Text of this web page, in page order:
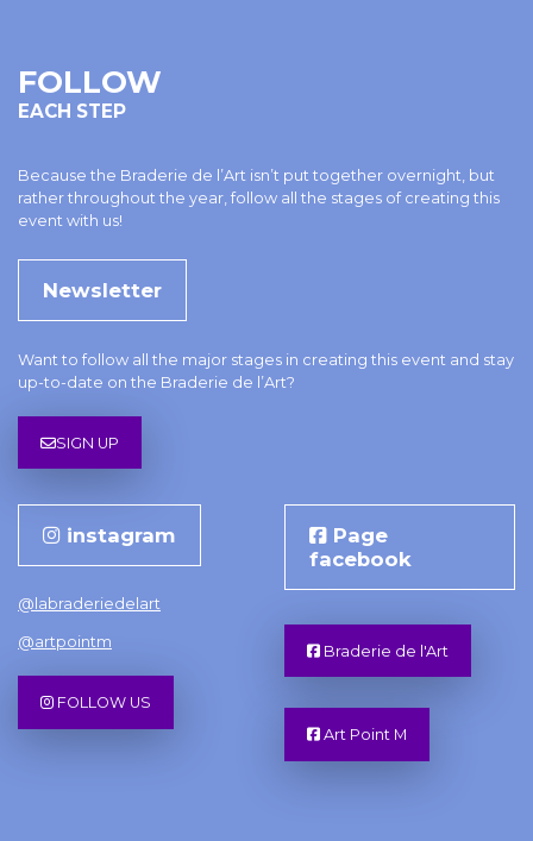
FOLLOW
EACH STEP
Because the Braderie de l’Art isn’t put together overnight, but
rather throughout the year, follow all the stages of creating this
event with us!
Newsletter
Want to follow all the major stages in creating this event and stay
up-to-date on the Braderie de l’Art?
SIGN UP
instagram
@labraderiedelart
@artpointm
FOLLOW US
Page
facebook
Braderie de l'Art
Art Point M